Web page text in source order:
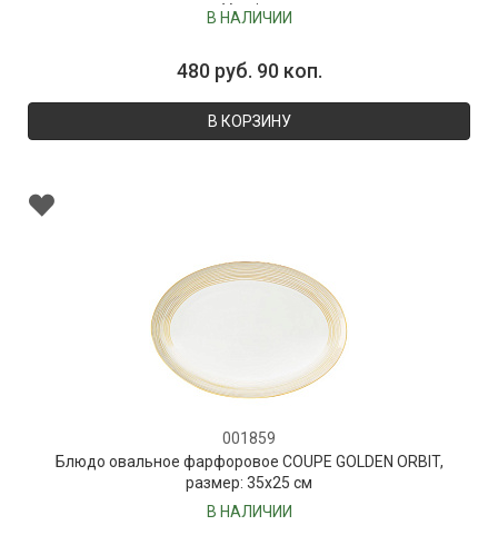
Vranjes
В НАЛИЧИИ
480 руб. 90 коп.
В КОРЗИНУ
001859
Блюдо овальное фарфоровое COUPE GOLDEN ORBIT,
размер: 35х25 см
В НАЛИЧИИ